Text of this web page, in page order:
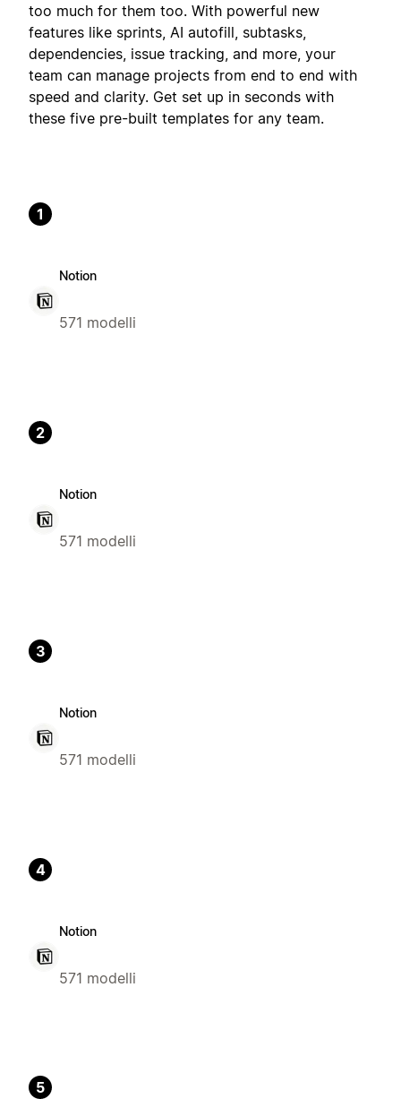
too much for them too. With powerful new
features like sprints, AI autofill, subtasks,
dependencies, issue tracking, and more, your
team can manage projects from end to end with
speed and clarity. Get set up in seconds with
these five pre-built templates for any team.
1
Notion
571 modelli
2
Notion
571 modelli
3
Notion
571 modelli
4
Notion
571 modelli
5